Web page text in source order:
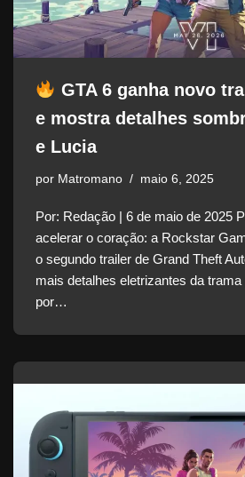
GTA 6 ganha novo
e mostra detalhes
e Lucia
por Matromano maio 6, 2025
Por: Redação | 6 de maio de 2025
acelerar o coração: a Rockstar
o segundo trailer de Grand Theft
mais detalhes eletrizantes da
por…